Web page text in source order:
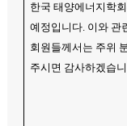
한국 태양에너지학회
예정입니다. 이와 관
회원들께서는 주위
주시면 감사하겠습